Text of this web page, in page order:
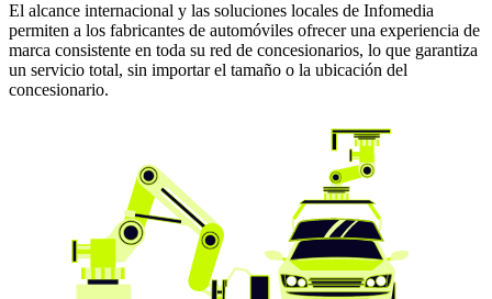
El alcance internacional y las soluciones locales de Infomedia
permiten a los fabricantes de automóviles ofrecer una experiencia de
marca consistente en toda su red de concesionarios, lo que garantiza
un servicio total, sin importar el tamaño o la ubicación del
concesionario.